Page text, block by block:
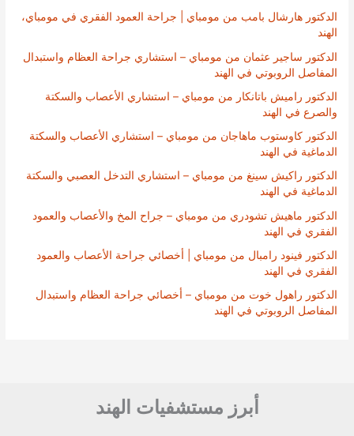
الدكتور هارشال بامب من مومباي | جراحة العمود الفقري في مومباي،
الهند
الدكتور ساجير عثمان من مومباي – استشاري جراحة العظام واستبدال
المفاصل الروبوتي في الهند
الدكتور راميش باتانكار من مومباي – استشاري الأعصاب والسكتة
والصرع في الهند
الدكتور كاوستوب ماهاجان من مومباي – استشاري الأعصاب والسكتة
الدماغية في الهند
الدكتور راكيش سينغ من مومباي – استشاري التدخل العصبي والسكتة
الدماغية في الهند
الدكتور ماهيش تشودري من مومباي – جراح المخ والأعصاب والعمود
الفقري في الهند
الدكتور فينود رامبال من مومباي | أخصائي جراحة الأعصاب والعمود
الفقري في الهند
الدكتور راهول خوت من مومباي – أخصائي جراحة العظام واستبدال
المفاصل الروبوتي في الهند
أبرز مستشفيات الهند